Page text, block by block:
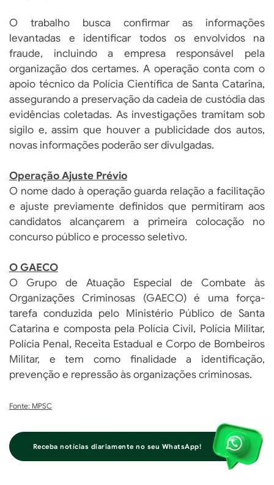
O trabalho busca confirmar as informações
levantadas e identificar todos os envolvidos na
fraude, incluindo a empresa responsável pela
organização dos certames. A operação conta com o
apoio técnico da Polícia Científica de Santa Catarina,
assegurando a preservação da cadeia de custódia das
evidências coletadas. As investigações tramitam sob
sigilo e, assim que houver a publicidade dos autos,
novas informações poderão ser divulgadas.
Operação Ajuste Prévio
O nome dado à operação guarda relação a facilitação
e ajuste previamente definidos que permitiram aos
candidatos alcançarem a primeira colocação no
concurso público e processo seletivo.
O GAECO
O Grupo de Atuação Especial de Combate às
Organizações Criminosas (GAECO) é uma força-
tarefa conduzida pelo Ministério Público de Santa
Catarina e composta pela Polícia Civil, Polícia Militar,
Polícia Penal, Receita Estadual e Corpo de Bombeiros
Militar, e tem como finalidade a identificação,
prevenção e repressão às organizações criminosas.
Fonte: MPSC
Receba notícias diariamente no seu WhatsApp!